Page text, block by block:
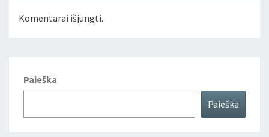
Komentarai išjungti.
Paieška
Paieška